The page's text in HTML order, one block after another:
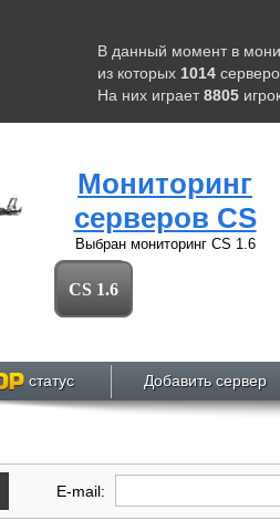
В данный момент в
из которых 1014
На них играет8805
Мониторинг
серверов CS
Выбран мониторинг CS 1.6
CS 1.6
статус Добавить сервер
E-mail: